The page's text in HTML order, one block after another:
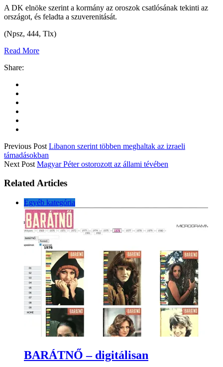
A DK elnöke szerint a kormány az oroszok csatlósának tekinti az
országot, és feladta a szuverenitását.
(Npsz, 444, Tlx)
Read More
Share:
Previous Post Libanon szerint többen meghaltak az izraeli
támadásokban
Next Post Magyar Péter ostorozott az állami tévében
Related Articles
Egyéb kategória
BARÁTNŐ – digitálisan